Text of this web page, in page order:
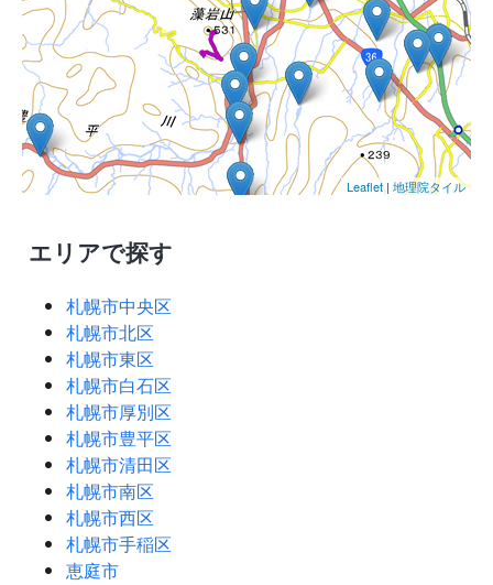
Leaflet| 地理院タイル
エリアで探す
札幌市中央区
札幌市北区
札幌市東区
札幌市白石区
札幌市厚別区
札幌市豊平区
札幌市清田区
札幌市南区
札幌市西区
札幌市手稲区
恵庭市